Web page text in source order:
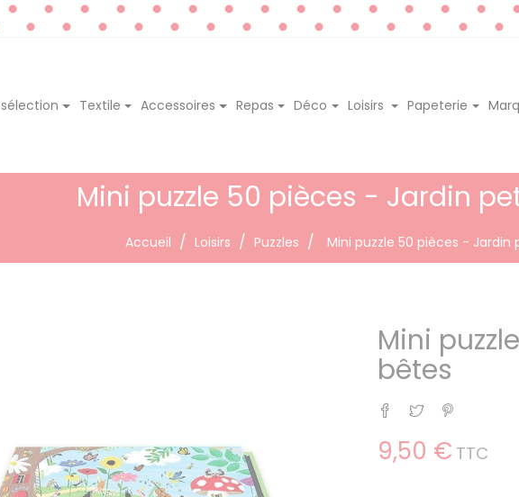
Textile Accessoires Repas Déco Loisirs Papeterie
Mini puzzle 50 pièces - Jardin
Accueil Loisirs Puzzles Mini puzzle 50 pièces - Jardin
Mini
bêtes
Partager
Tweet
9,50 € TTC